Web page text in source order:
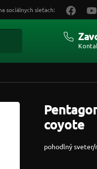
coyote
pohodlný
sociálnych sieťach: